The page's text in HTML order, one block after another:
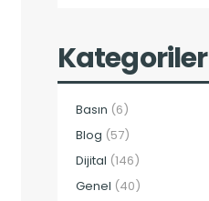
Kategoriler
Basın (6)
Blog (57)
Dijital (146)
Genel (40)